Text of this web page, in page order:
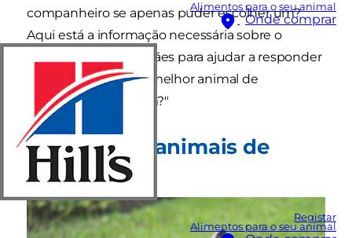
Alimentos para o seu animal
Onde comprar
Registar
Alimentos para o seu animal
companheiro se apenas puder escolher um?
Aqui está a informação necessária sobre o
dilema de gatos vs. cães para ajudar a responder
à questão: "Qual é o melhor animal de
companhia para mim?"
Os cães são animais de
matilha